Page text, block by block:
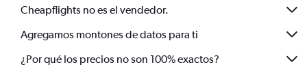
Cheapflights no es el vendedor.
Agregamos montones de datos para ti
¿Por qué los precios no son 100% exactos?